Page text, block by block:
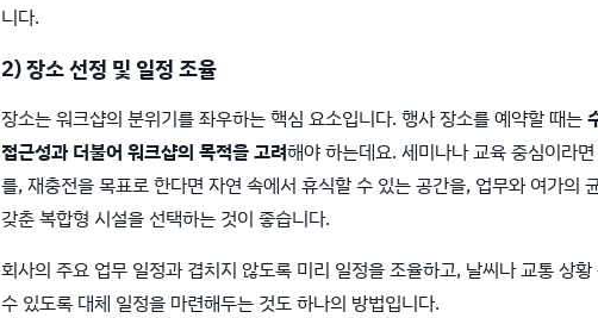
니다.
2) 장소 선정 및 일정 조율
장소는 워크샵의 분위기를 좌우하는 핵심 요소입니다. 행사 장소를 예약할 때는
접근성과 더불어 워크샵의 목적을 고려해야 하는데요. 세미나나 교육 중심이라
를, 재충전을 목표로 한다면 자연 속에서 휴식할 수 있는 공간을, 업무와 여가의
갖춘 복합형 시설을 선택하는 것이 좋습니다.
회사의 주요 업무 일정과 겹치지 않도록 미리 일정을 조율하고, 날씨나 교통 상
수 있도록 대체 일정을 마련해두는 것도 하나의 방법입니다.